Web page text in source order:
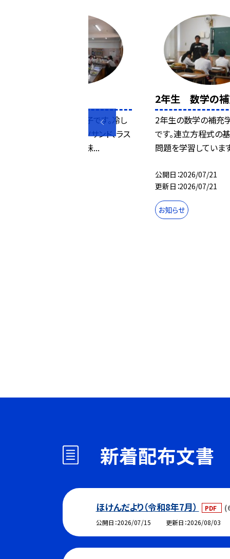
手芸部の活動の様子です。冷し
ゃぶうどん、フルーツサンド、ラス
クを作りました。美味...
2年生 数学の
2年生の数学の補充
です。連立方程式の
問題を学習していま
公開日 2026/07/21
更新日 2026/07/21
お知らせ
新着配布文書
ほけんだより（令和8年7月） PDF
公開日 2026/07/15 更新日 2026/08/03